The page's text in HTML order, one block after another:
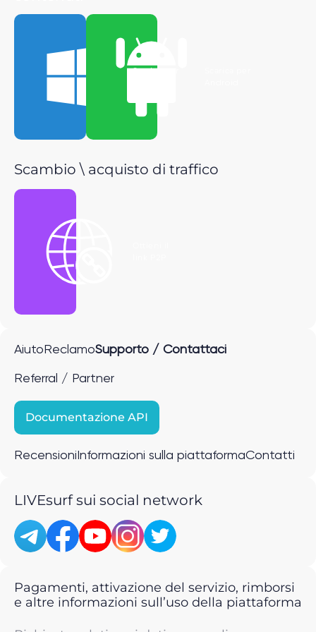
Scarica per
Scambio \ acquisto di traffico
Aiuto ReclamoSupporto / Contattaci
Referral / Partner
Documentazione API
Recensioni Informazioni sulla piattaformaContatti
LIVEsurf sui social network
Pagamenti, attivazione del servizio, rimborsi
e altre informazioni sull’uso della piattaforma